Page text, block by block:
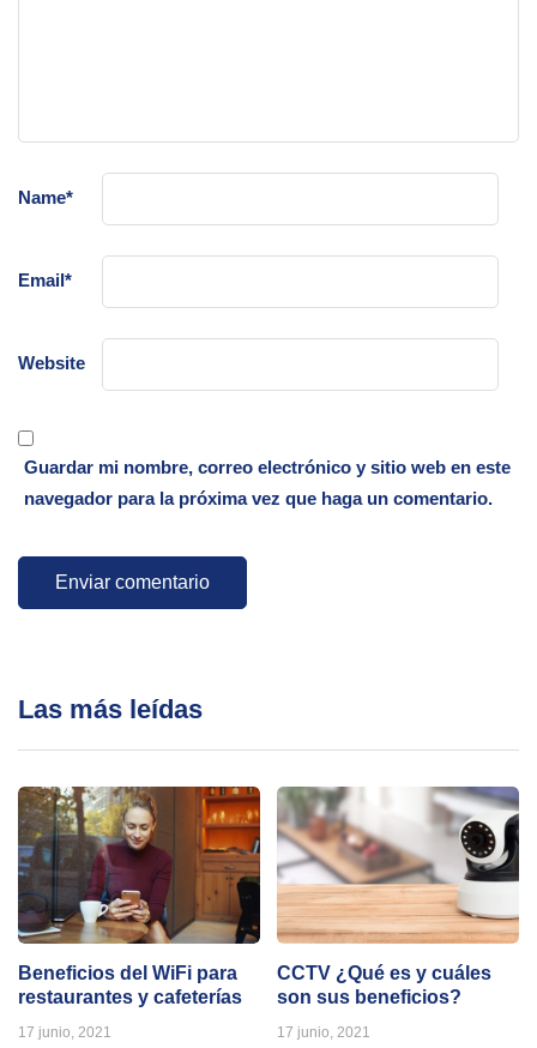
Name*
Email*
Website
Guardar mi nombre, correo electrónico y sitio web en este
navegador para la próxima vez que haga un comentario.
Las más leídas
Beneficios del WiFi para
restaurantes y cafeterías
17 junio, 2021
CCTV ¿Qué es y cuáles
son sus beneficios?
17 junio, 2021